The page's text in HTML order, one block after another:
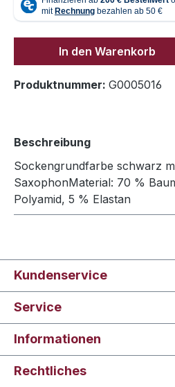
In den Warenkorb
Produktnummer: G0005016
Beschreibung
Sockengrundfarbe schwarz
SaxophonMaterial: 70 %
Polyamid, 5 % Elastan
Kundenservice
Service
Informationen
Rechtliches